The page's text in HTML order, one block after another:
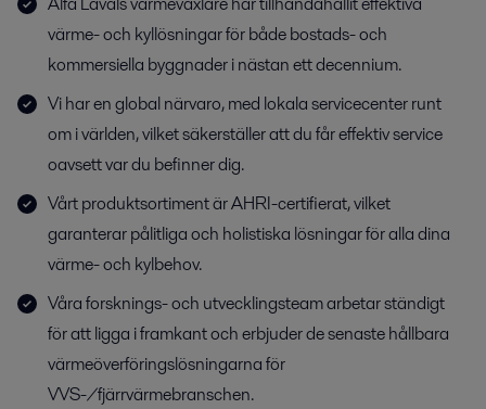
värme- och kyllösningar för både bostads- och
kommersiella byggnader i nästan ett decennium.
Vi har en global närvaro, med lokala servicecenter runt
om i världen, vilket säkerställer att du får effektiv service
oavsett var du befinner dig.
Vårt produktsortiment är AHRI-certifierat, vilket
garanterar pålitliga och holistiska lösningar för alla dina
värme- och kylbehov.
Våra forsknings- och utvecklingsteam arbetar ständigt
för att ligga i framkant och erbjuder de senaste hållbara
värmeöverföringslösningarna för
VVS-/fjärrvärmebranschen.